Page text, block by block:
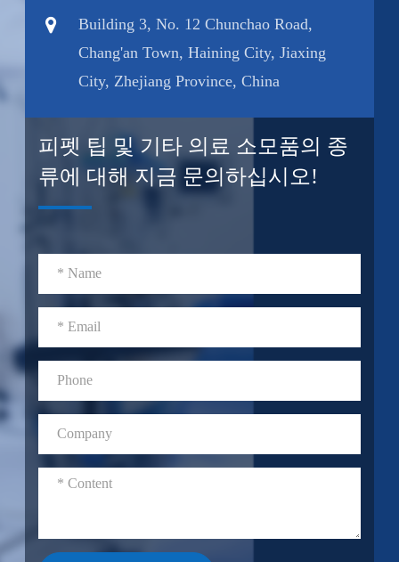
Building 3, No. 12 Chunchao Road,
Chang'an Town, Haining City, Jiaxing
City, Zhejiang Province, China
피펫 팁 및 기타 의료 소모품의 종
류에 대해 지금 문의하십시오!